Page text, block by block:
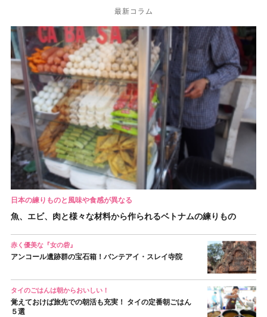
最新コラム
日本の練りものと風味や食感が異なる
魚、エビ、肉と様々な材料から作られるベトナムの練りもの
赤く優美な『女の砦』
アンコール遺跡群の宝石箱！バンテアイ・スレイ寺院
タイのごはんは朝からおいしい！
覚えておけば旅先での朝活も充実！ タイの定番朝ごはん
５選